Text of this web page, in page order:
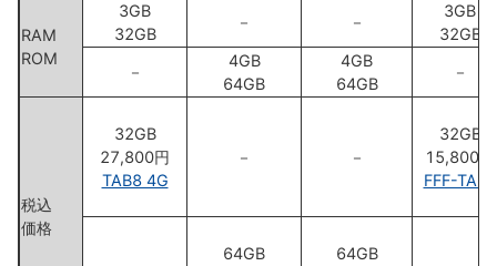
RAM
ROM
3GB
32GB
－ －
3GB
32GB
－
4GB
64GB
4GB
64GB
－
税込
価格
32GB
27,800円
TAB8 4G
－ －
32GB
15,800円
FFF-TAB8
64GB
64GB